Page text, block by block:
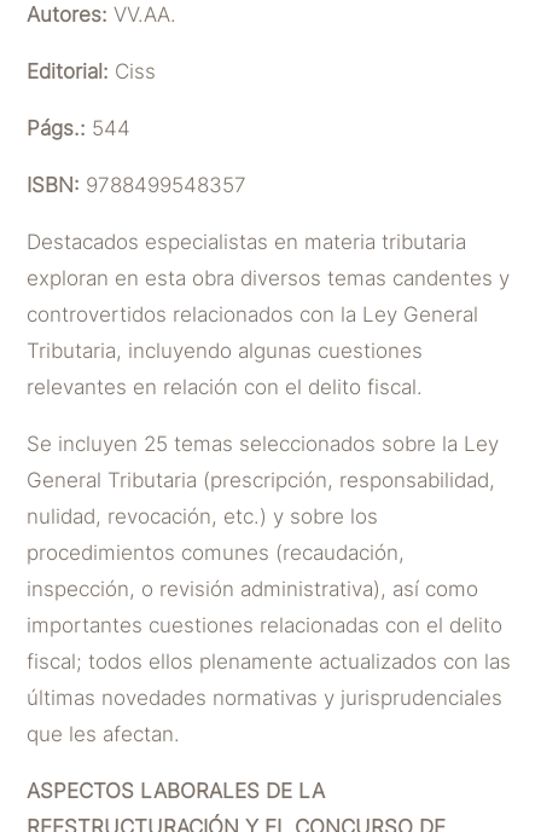
Autores:VV.AA.
Editorial: Ciss
Págs.: 544
ISBN: 9788499548357
Destacados especialistas en materia tributaria
exploran en esta obra diversos temas candentes y
controvertidos relacionados con la Ley General
Tributaria, incluyendo algunas cuestiones
relevantes en relación con el delito fiscal.
Se incluyen 25 temas seleccionados sobre la Ley
General Tributaria (prescripción, responsabilidad,
nulidad, revocación, etc.) y sobre los
procedimientos comunes (recaudación,
inspección, o revisión administrativa), así como
importantes cuestiones relacionadas con el delito
fiscal; todos ellos plenamente actualizados con las
últimas novedades normativas y jurisprudenciales
que les afectan.
ASPECTOS LABORALES DE LA
REESTRUCTURACIÓN Y EL CONCURSO DE